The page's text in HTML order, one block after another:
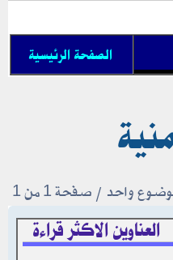
الصفحة الرئيسية
واحد • صفحة1من1
العناوين الاكثر قراءة